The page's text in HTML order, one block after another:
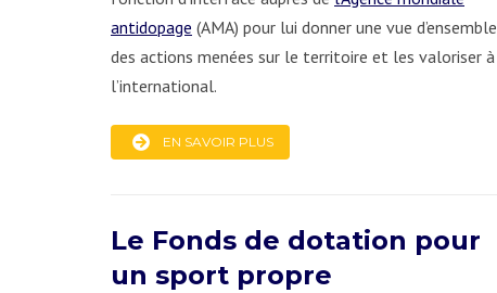
antidopage (AMA) pour lui donner une vue d’ensemble
des actions menées sur le territoire et les valoriser à
l’international.
EN SAVOIR PLUS
Le Fonds de dotation pour
un sport propre